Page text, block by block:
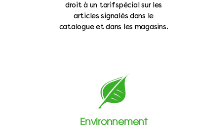
droit à un tarif spécial sur les
articles signalés dans le
catalogue et dans les magasins.
Environnement